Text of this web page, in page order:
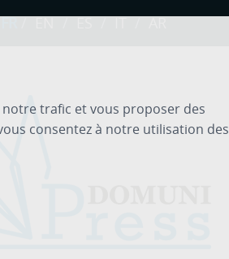
trafic et vous proposer des
consentez à notre utilisation des
FR/ EN / ES / IT / AR